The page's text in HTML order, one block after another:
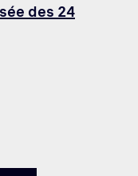
des 24